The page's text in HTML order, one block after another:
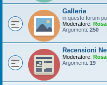
Gallerie
in questo forum
Moderatore:
Argomenti: 250
Recensioni
Moderatore:
Argomenti: 19